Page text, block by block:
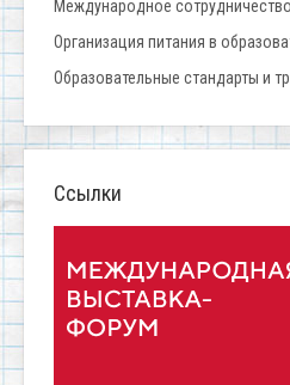
Международное сотрудничество
Организация питания в
Образовательные стандарты и
Ссылки